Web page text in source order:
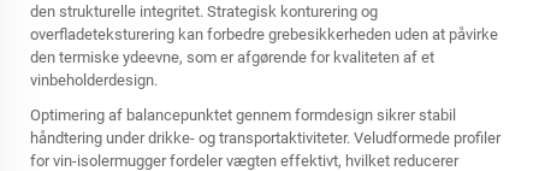
den strukturelle integritet. Strategisk konturering og
overfladeteksturering kan forbedre grebesikkerheden uden at påvirke
den termiske ydeevne, som er afgørende for kvaliteten af et
vinbeholderdesign.
Optimering af balancepunktet gennem formdesign sikrer stabil
håndtering under drikke- og transportaktiviteter. Veludformede profiler
for vin-isolermugger fordeler vægten effektivt, hvilket reducerer